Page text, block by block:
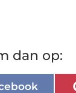
dan op: